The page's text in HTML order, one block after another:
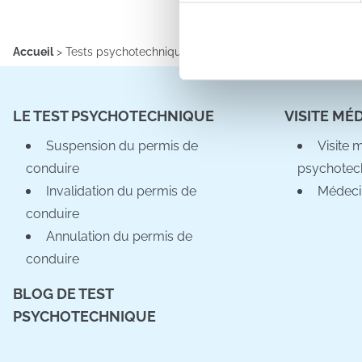
. Vous pouvez
vous leur avez fournies ou
Accueil> Tests psychotechniques Calvados
LE TEST PSYCHOTECHNIQUE
Suspension du permis de
conduire
Invalidation du permis de
conduire
Annulation du permis de
conduire
BLOG DE TEST
PSYCHOTECHNIQUE
VISITE
Visite